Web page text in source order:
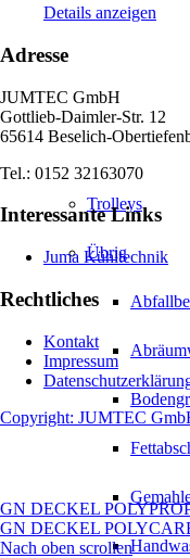
Trolleys
Übrig
Details anzeigen
Adresse
JUMTEC GmbH
Gottlieb-Daimler-Str. 12
65614 Beselich-
Tel.: 0152 32163070
Interessante Links
Juma Kühltechnik
Rechtliches
Kontakt
Impressum
Copyright: JUMTEC
GN DECKEL
GN DECKEL
Nach oben scrollen